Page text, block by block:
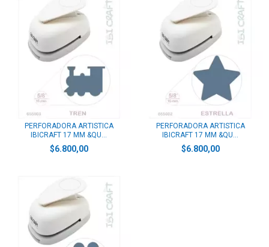
PERFORADORA ARTISTICA
IBICRAFT 17 MM &QU...
$6.800,00
PERFORADORA ARTISTICA
IBICRAFT 17 MM &QU...
$6.800,00